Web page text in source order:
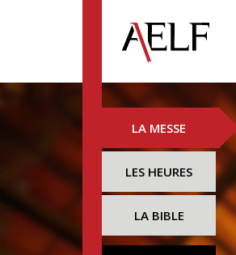
LA MESSE
LES HEURES
LA BIBLE